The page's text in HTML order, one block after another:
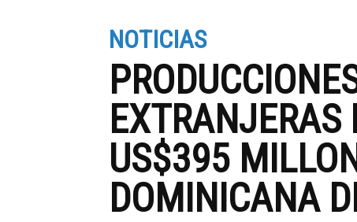
NOTICIAS
US$395
DOMINICANA